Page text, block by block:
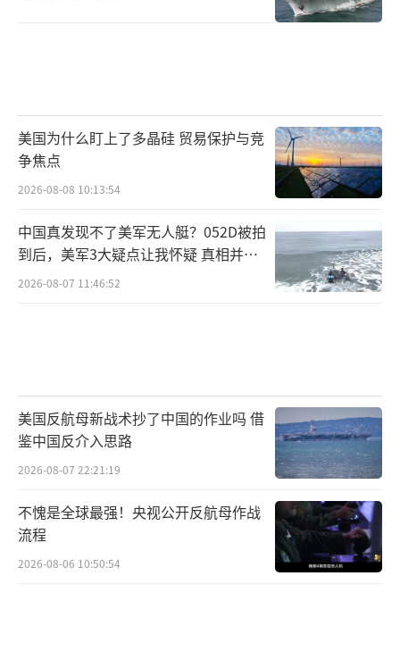
美国为什么盯上了多晶硅 贸易保护与竞
争焦点
2026-08-08 10:13:54
中国真发现不了美军无人艇？052D被拍
到后，美军3大疑点让我怀疑 真相并非
如此
2026-08-07 11:46:52
美国反航母新战术抄了中国的作业吗 借
鉴中国反介入思路
2026-08-07 22:21:19
不愧是全球最强！央视公开反航母作战
流程
2026-08-06 10:50:54